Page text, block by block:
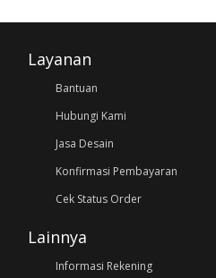
Layanan
Bantuan
Hubungi Kami
Jasa Desain
Konfirmasi Pembayaran
Cek Status Order
Lainnya
Informasi Rekening